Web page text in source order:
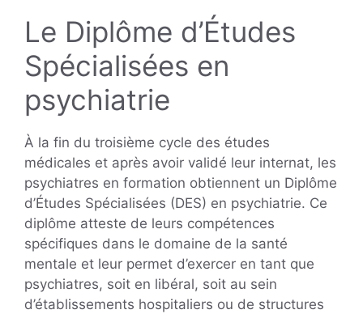
Le Diplôme d’Études
Spécialisées en
psychiatrie
À la fin du troisième cycle des études
médicales et après avoir validé leur internat, les
psychiatres en formation obtiennent un Diplôme
d’Études Spécialisées (DES) en psychiatrie. Ce
diplôme atteste de leurs compétences
spécifiques dans le domaine de la santé
mentale et leur permet d’exercer en tant que
psychiatres, soit en libéral, soit au sein
d’établissements hospitaliers ou de structures